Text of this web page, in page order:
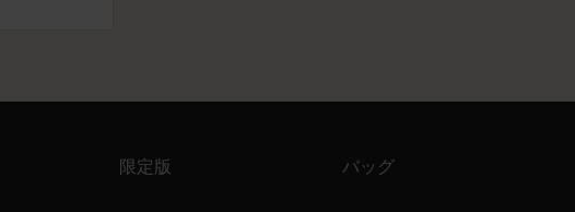
限定版 バッグ